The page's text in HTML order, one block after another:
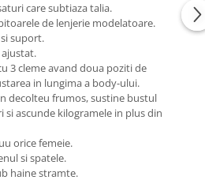
care subtiaza talia.
de lenjerie modelatoare.
suport.
3 cleme avand doua poziti de
in lungima a body-ului.
decolteu frumos, sustine bustul
si ascunde kilogramele in plus din
orice femeie.
si spatele.
haine stramte.